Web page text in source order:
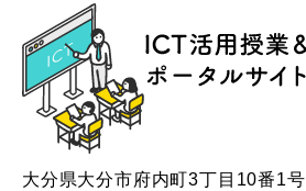
ICT
大分県大分市府内町3丁目10番1号